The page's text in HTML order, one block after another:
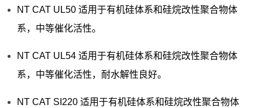
NT CAT UL50 适用于有机硅体系和硅烷改性聚合物体
系，中等催化活性。
NT CAT UL54 适用于有机硅体系和硅烷改性聚合物体
系，中等催化活性，耐水解性良好。
NT CAT SI220 适用于有机硅体系和硅烷改性聚合物体